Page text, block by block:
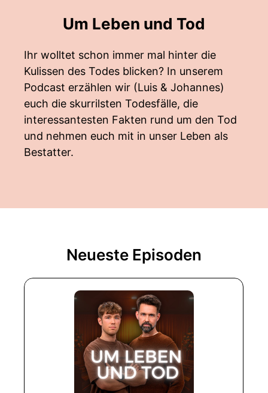
Um Leben und Tod
Ihr wolltet schon immer mal hinter die
Kulissen des Todes blicken? In unserem
Podcast erzählen wir (Luis & Johannes)
euch die skurrilsten Todesfälle, die
interessantesten Fakten rund um den Tod
und nehmen euch mit in unser Leben als
Bestatter.
Neueste Episoden